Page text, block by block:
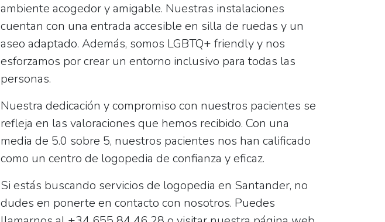
ambiente acogedor y amigable. Nuestras instalaciones
cuentan con una entrada accesible en silla de ruedas y un
aseo adaptado. Además, somos LGBTQ+ friendly y nos
esforzamos por crear un entorno inclusivo para todas las
personas.
Nuestra dedicación y compromiso con nuestros pacientes se
refleja en las valoraciones que hemos recibido. Con una
media de 5.0 sobre 5, nuestros pacientes nos han calificado
como un centro de logopedia de confianza y eficaz.
Si estás buscando servicios de logopedia en Santander, no
dudes en ponerte en contacto con nosotros. Puedes